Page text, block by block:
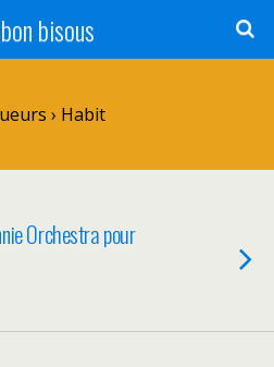
bisous
› Habit
Orchestra pour